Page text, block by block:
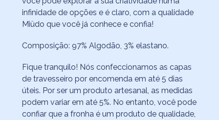
infinidade de opções e é claro, com a qualidade
Miüdo que você já conhece e confia!
Composição: 97% Algodão, 3% elastano.
Fique tranquilo! Nós confeccionamos as capas
de travesseiro por encomenda em até 5 dias
úteis. Por ser um produto artesanal, as medidas
podem variar em até 5%. No entanto, você pode
confiar que a fronha é um produto de qualidade,